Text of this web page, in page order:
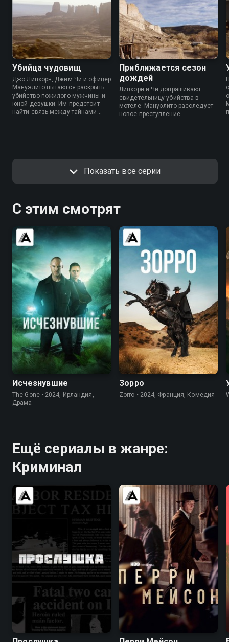
Убийца чудовищ
Джо Липхорн, Джим Чи и офицер
Мануэлито пытаются раскрыть
убийство пожилого мужчины и
юной девушки. Им предстоит
найти связь между тайнами
Приближается сезон
дождей
Липхорн и Чи допрашивают
свидетельницу убийства в
мотеле. Мануэлито расследует
новое преступление.
Показать все серии
С этим смотрят
7.0 6.9
Исчезнувшие
The Gone • 2024, Ирландия,
Драма
Зорро
Zorro • 2024, Франция, Комедия
Ещё сериалы в жанре:
Криминал
8.5 9.3